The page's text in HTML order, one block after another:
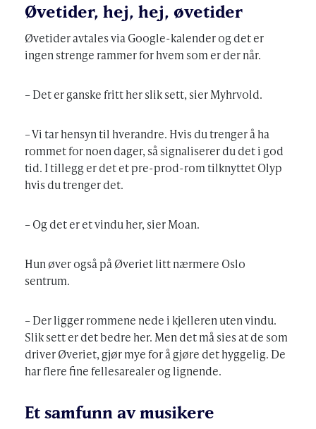
Øvetider, hej, hej, øvetider
Øvetider avtales via Google-kalender og det er
ingen strenge rammer for hvem som er der når.
– Det er ganske fritt her slik sett, sier Myhrvold.
– Vi tar hensyn til hverandre. Hvis du trenger å ha
rommet for noen dager, så signaliserer du det i god
tid. I tillegg er det et pre-prod-rom tilknyttet Olyp
hvis du trenger det.
– Og det er et vindu her, sier Moan.
Hun øver også på Øveriet litt nærmere Oslo
sentrum.
– Der ligger rommene nede i kjelleren uten vindu.
Slik sett er det bedre her. Men det må sies at de som
driver Øveriet, gjør mye for å gjøre det hyggelig. De
har flere fine fellesarealer og lignende.
Et samfunn av musikere